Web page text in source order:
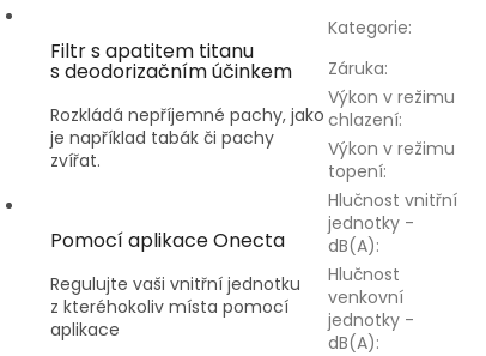
Filtr s apatitem titanu
s deodorizačním účinkem
Rozkládá nepříjemné pachy, jako
je například tabák či pachy
zvířat.
Pomocí aplikace Onecta
Regulujte vaši vnitřní jednotku
z kteréhokoliv místa pomocí
aplikace
Kategorie:
Záruka:
Výkon v režimu
chlazení:
Výkon v režimu
topení:
Hlučnost vnitřní
jednotky -
dB(A):
Hlučnost
venkovní
jednotky -
dB(A):